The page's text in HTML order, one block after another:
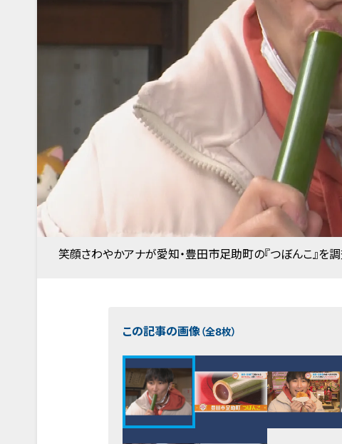
笑顔さわやかアナが愛知・豊田市足助町の『つぼんこ』
この記事の画像（全8枚）